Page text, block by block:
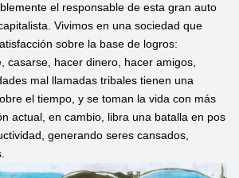
el responsable de esta gran auto
Vivimos en una sociedad que
sobre la base de logros:
casarse, hacer dinero, hacer amigos,
mal llamadas tribales tienen una
el tiempo, y se toman la vida con más
actual, en cambio, libra una batalla en pos
generando seres cansados,